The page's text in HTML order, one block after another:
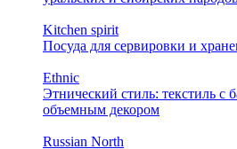
Kitchen spirit
Посуда для сервировки и
Ethnic
Этнический стиль: текстиль
объемным декором
Russian North